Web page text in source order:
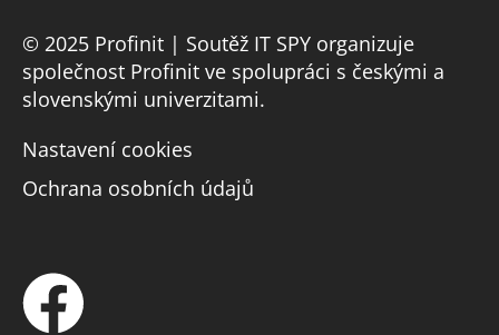
© 2025 Profinit | Soutěž IT SPY organizuje
společnost Profinit ve spolupráci s českými a
slovenskými univerzitami.
Nastavení cookies
Ochrana osobních údajů